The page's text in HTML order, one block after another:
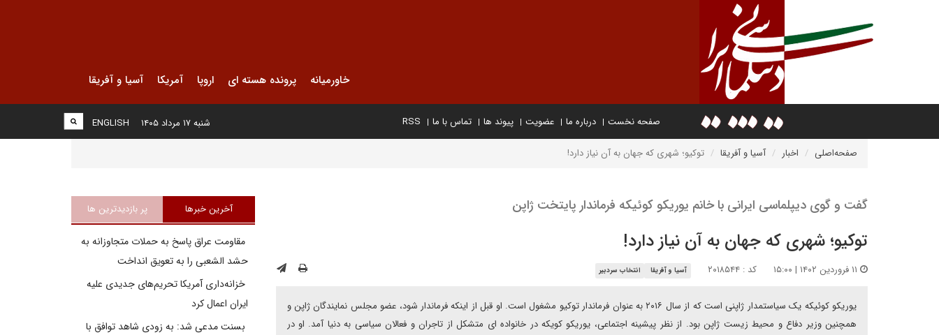
خاورمیانه پرونده هسته ای اروپا آمریکا آسیا و آفریقا
صفحه نخست درباره ما عضویت پیوند ها تماس با ما RSS
ENGLISH شنبه ۱۷ مرداد ۱۴۰۵
صفحه‌اصلی اخبار آسیا و آفریقا توکیو؛ شهری که جهان به آن نیاز دارد!
گفت و گوی دیپلماسی ایرانی با خانم یوریکو کوئیکه فرماندار پایتخت ژاپن
توکیو؛ شهری که جهان به آن نیاز دارد!
کد : ۲۰۱۸۵۴۴ آسیا و آفریقا انتخاب سردبیر
یوریکو کوئیکه یک سیاستمدار ژاپنی است که از سال ۲۰۱۶ به عنوان فرماندار توکیو مشغول است. او قبل از اینکه فرماندار شود، عضو مجلس نمایندگان ژاپن و
همچنین وزیر دفاع و محیط زیست ژاپن بود. از نظر پیشینه اجتماعی، یوریکو کویکه در خانواده ای متشکل از تاجران و فعالان سیاسی به دنیا آمد. او در
آخرین خبرها پر بازدیدترین ها
مقاومت عراق پاسخ به حملات متجاوزانه به
حشد الشعبی را به تعویق انداخت
خزانه‌داری آمریکا تحریم‌های جدیدی علیه
ایران اعمال کرد
بسنت مدعی شد: به زودی شاهد توافق با